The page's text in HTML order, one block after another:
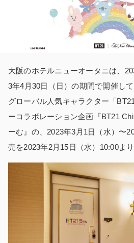
大阪のホテルニューオータニは、
3年4月30日（日）の期間で開催し
グローバル人気キャラクター「
ーコラボレーション企画『BT21
ーむ』の、2023年3月1日（水）〜
売を2023年2月15日（水）10:00より